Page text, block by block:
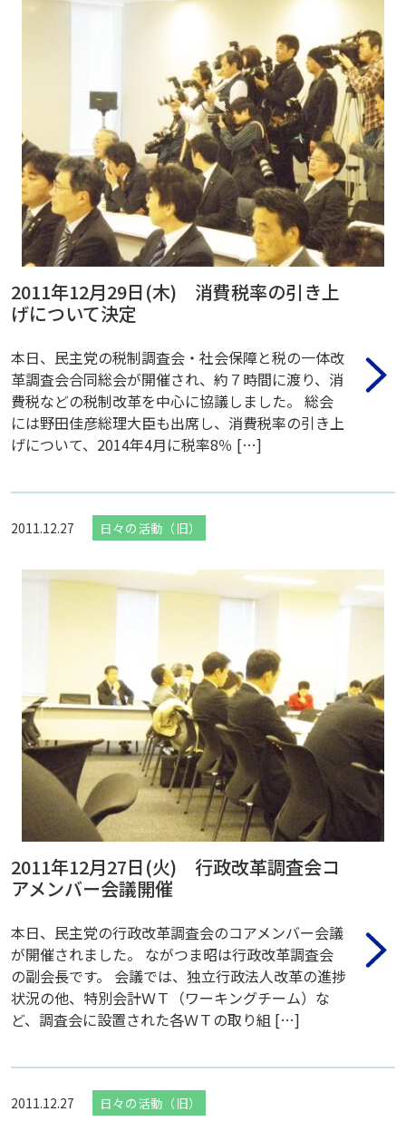
2011年12月29日(木) 消費税率の引き上
げについて決定
本日、民主党の税制調査会・社会保障と税の一体改
革調査会合同総会が開催され、約７時間に渡り、消
費税などの税制改革を中心に協議しました。 総会
には野田佳彦総理大臣も出席し、消費税率の引き上
げについて、2014年4月に税率8％ […]
2011.12.27 日々の活動（旧）
2011年12月27日(火) 行政改革調査会コ
アメンバー会議開催
本日、民主党の行政改革調査会のコアメンバー会議
が開催されました。 ながつま昭は行政改革調査会
の副会長です。 会議では、独立行政法人改革の進捗
状況の他、特別会計ＷＴ（ワーキングチーム）な
ど、調査会に設置された各ＷＴの取り組 […]
2011.12.27 日々の活動（旧）